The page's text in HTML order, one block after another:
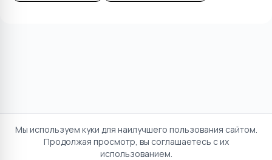
Мы используем куки для наилучшего пользования сайтом.
Продолжая просмотр, вы соглашаетесь с их
использованием.